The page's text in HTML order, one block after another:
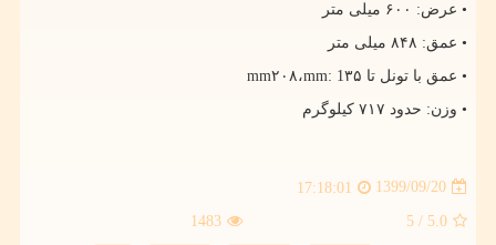
• عرض: ۶۰۰ میلی متر
• عمق: ۸۴۸ میلی متر
• عمق با تونل تا ۳۵
mm: 1،۲۰۸
mm
• وزن: حدود ۷۱۷ کیلوگرم
1399/09/20
17:18:01
5.0
/ 5
1483